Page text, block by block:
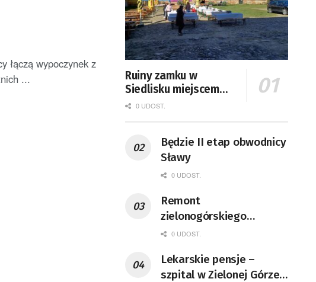
łączą wypoczynek z
...
Ruiny zamku w
Siedlisku miejscem
święta plonów
0 UDOST.
Będzie II etap obwodnicy
Sławy
0 UDOST.
Remont
zielonogórskiego
deptaka zgodnie z
0 UDOST.
Lekarskie pensje –
szpital w Zielonej Górze